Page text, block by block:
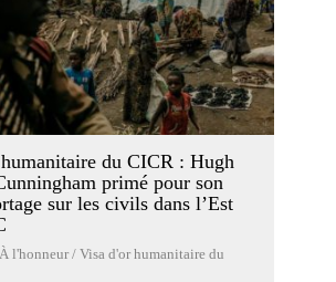
du CICR : Hugh
primé pour son
sur les civils dans l’Est
l'honneur / Visa d'or humanitaire du